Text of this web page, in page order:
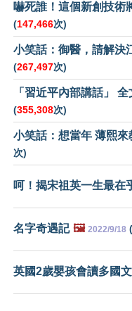
嚇死誰！這個新創技術
(147,466次)
小笑話：御醫，請解決
(267,497次)
「習近平內部講話」
(355,308次)
小笑話：想當年 薄熙來
次)
呵！揭宋祖英一生最在
名字奇遇記 🖼️ 2022/9/18 (
英國2歲嬰孩會讀多國